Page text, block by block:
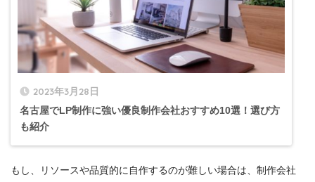
2023年3月28日
名古屋でLP制作に強い優良制作会社おすすめ10選！選び方
も紹介
もし、リソースや品質的に自作するのが難しい場合は、制作会社